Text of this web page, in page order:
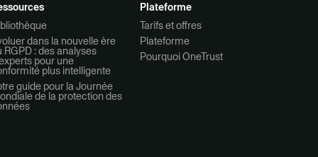
dans la nouvelle ère
RGPD : des analyses
pour une
plus intelligente
guide pour la Journée
de la protection des
Plateforme
Tarifs et offres
Plateforme
Pourquoi OneTrust